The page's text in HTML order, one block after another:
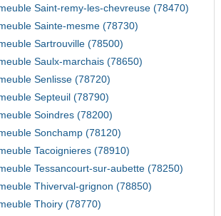
Saint-remy-les-chevreuse (78470)
Sainte-mesme (78730)
Sartrouville (78500)
Saulx-marchais (78650)
Senlisse (78720)
Septeuil (78790)
Soindres (78200)
Sonchamp (78120)
Tacoignieres (78910)
Tessancourt-sur-aubette (78250)
Thiverval-grignon (78850)
Thoiry (78770)